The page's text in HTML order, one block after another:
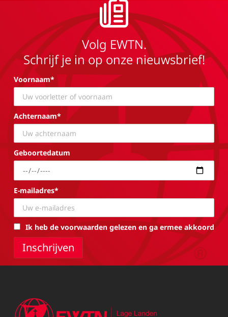
Volg EWTN.
Schrijf je in op onze nieuwsbrief!
Voornaam*
Achternaam*
Geboortedatum
E-mailadres*
Ik heb de voorwaarden gelezen en ga ermee akkoord